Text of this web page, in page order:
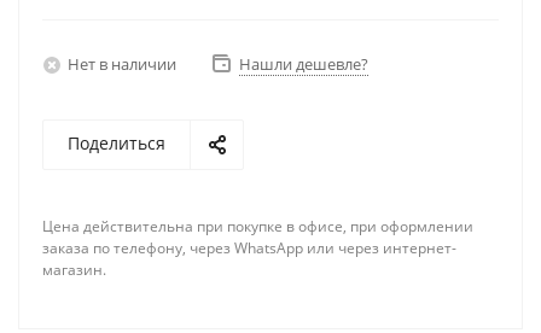
Нет в наличии Нашли дешевле?
Поделиться
Цена действительна при покупке в офисе, при оформлении
заказа по телефону, через WhatsApp или через интернет-
магазин.